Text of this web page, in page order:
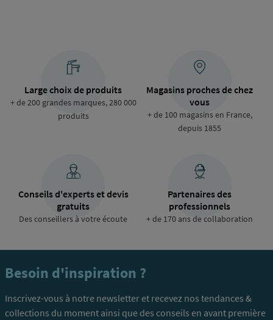
Large choix de produits
+ de 200 grandes marques, 280 000
produits
Magasins proches de chez
vous
+ de 100 magasins en France,
depuis 1855
Conseils d'experts et devis
gratuits
Des conseillers à votre écoute
Partenaires des
professionnels
+ de 170 ans de collaboration
Besoin d'inspiration ?
Inscrivez-vous à notre newsletter et recevez nos tendances &
collections du moment ainsi que des conseils en avant première